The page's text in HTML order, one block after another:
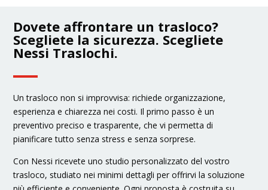
Dovete affrontare un trasloco?
Scegliete la sicurezza. Scegliete
Nessi Traslochi.
Un trasloco non si improvvisa: richiede organizzazione,
esperienza e chiarezza nei costi. Il primo passo è un
preventivo preciso e trasparente, che vi permetta di
pianificare tutto senza stress e senza sorprese.
Con Nessi ricevete uno studio personalizzato del vostro
trasloco, studiato nei minimi dettagli per offrirvi la soluzione